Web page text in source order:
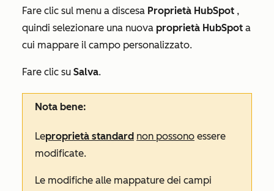
Fare clic sul menu a discesa Proprietà HubSpot ,
quindi selezionare una nuova proprietà HubSpot a
cui mappare il campo personalizzato.
Fare clic su Salva.
Nota bene:
Leproprietà standard non possono essere
modificate.
Le modifiche alle mappature dei campi